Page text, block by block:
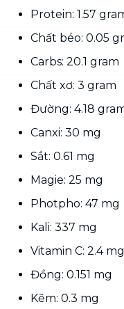
Protein: 1.57
Chất béo: 0.05
Carbs: 20.1 gram
Chất xơ: 3 gram
Đường: 4.18
Canxi: 30 mg
Sắt: 0.61 mg
Magie: 25 mg
Photpho: 47 mg
Kali: 337 mg
Vitamin C: 2.4 mg
Đồng: 0.151 mg
Kẽm: 0.3 mg